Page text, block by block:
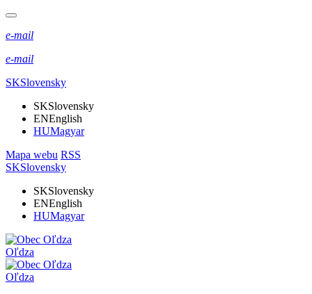
e-mail
e-mail
SKSlovensky
SKSlovensky
ENEnglish
HUMagyar
Mapa webu RSS
SKSlovensky
SKSlovensky
ENEnglish
HUMagyar
Oľdza
Oľdza